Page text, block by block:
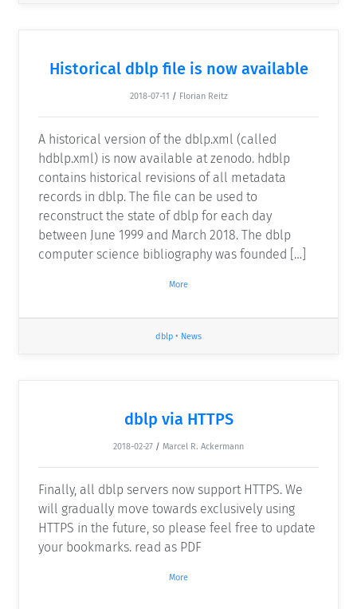
Historical dblp file is now available
2018-07-11 / Florian Reitz
A historical version of the dblp.xml (called
hdblp.xml) is now available at zenodo. hdblp
contains historical revisions of all metadata
records in dblp. The file can be used to
reconstruct the state of dblp for each day
between June 1999 and March 2018. The dblp
computer science bibliography was founded […]
More
dblp • News
dblp via HTTPS
2018-02-27 / Marcel R. Ackermann
Finally, all dblp servers now support HTTPS. We
will gradually move towards exclusively using
HTTPS in the future, so please feel free to update
your bookmarks. read as PDF
More